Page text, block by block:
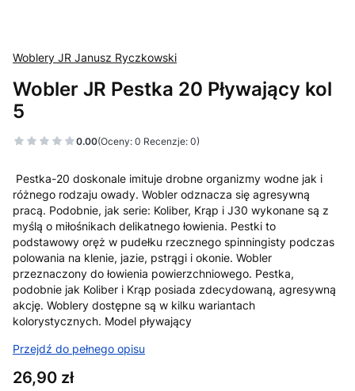
Woblery JR Janusz Ryczkowski
Wobler JR Pestka 20 Pływający kol
5
0.00(Oceny: 0 Recenzje: 0)
Pestka-20 doskonale imituje drobne organizmy wodne jak i
różnego rodzaju owady. Wobler odznacza się agresywną
pracą. Podobnie, jak serie: Koliber, Krąp i J30 wykonane są z
myślą o miłośnikach delikatnego łowienia. Pestki to
podstawowy oręż w pudełku rzecznego spinningisty podczas
polowania na klenie, jazie, pstrągi i okonie. Wobler
przeznaczony do łowienia powierzchniowego. Pestka,
podobnie jak Koliber i Krąp posiada zdecydowaną, agresywną
akcję. Woblery dostępne są w kilku wariantach
kolorystycznych. Model pływający
Przejdź do pełnego opisu
Cena
26,90 zł